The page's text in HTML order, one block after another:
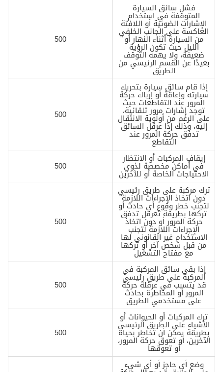
فشل سائق السيارة
المتوقفة في استخدام
الإشارات الضوئية أو اللافتة
العاكسة على الجانب الخلفي
من السيارة أثناء النهار أو
الليل حيث تكون الرؤية
ضعيفة، ولا يهمه التوقف
بعيدًا عن القسم الرئيسي من
الطريق
500
إذا قام سائق سيارة بتحريك
سيارته وإعاقة أو إرباك حركة
المرور عند التقاطعات حيث
توجد إشارات مرور تلقائية،
على الرغم من أولوية الانتقال
إليه، وذلك إذا عرقل السائق
تدفق حركة المرور عند
التقاطع
500
إيقاف المركبات أو الانتظار
في أماكن مخصصة لذوي
الاحتياجات الخاصة أو للآخرين
500
ترك مركبة على طريق رئيسي
دون اتخاذ الإجراءات اللازمة
لتجنب خطر وقوع أي حادث أو
تركها بطريقة تعرقل تدفق
حركة المرور أو دون اتخاذ
الإجراءات اللازمة لتجنب
الاستخدام غير القانوني لها
من قبل شخص آخر أو تركها
مع مفتاح التشغيل
500
إذا بقي سائق المركبة في
المركبة على طريق رئيسي
قد يتسبب في عرقلة حركة
المرور أو المخاطرة بحادث
على مستخدمي الطريق
500
ترك المركبات أو الحيوانات أو
الأشياء على الطريق الرئيسي
بطريقة يمكن أن تخاطر بحياة
الآخرين، أو تعوق حركة المرور،
أو تعوقها
500
وضع أي حاجز أو أي شيء